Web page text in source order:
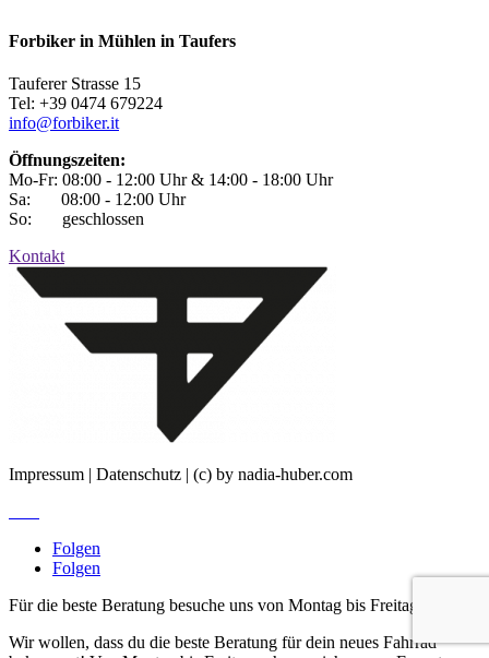
Forbiker in Mühlen in Taufers
Tauferer Strasse 15
Tel: +39 0474 679224
info@forbiker.it
Öffnungszeiten:
Mo-Fr: 08:00 - 12:00 Uhr & 14:00 - 18:00 Uhr
Sa: 08:00 - 12:00 Uhr
So: geschlossen
Kontakt
Impressum | Datenschutz | (c) by nadia-huber.com
Folgen
Folgen
Für die beste Beratung besuche uns von Montag bis Freitag!
Wir wollen, dass du die beste Beratung für dein neues Fahrrad